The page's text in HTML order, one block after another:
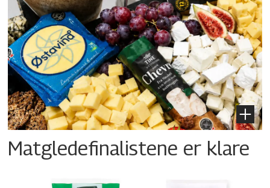
Matgledefinalistene er klare